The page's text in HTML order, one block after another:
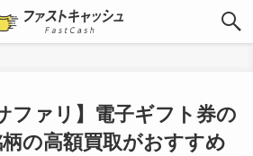
ファリ】電子ギフト券の
の高額買取がおすすめ